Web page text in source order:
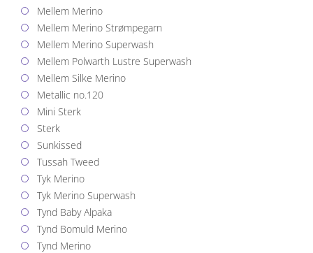
Mellem Merino
Mellem Merino Strømpegarn
Mellem Merino Superwash
Mellem Polwarth Lustre Superwash
Mellem Silke Merino
Metallic no.120
Mini Sterk
Sterk
Sunkissed
Tussah Tweed
Tyk Merino
Tyk Merino Superwash
Tynd Baby Alpaka
Tynd Bomuld Merino
Tynd Merino